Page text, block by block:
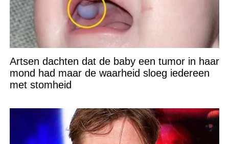
Artsen dachten dat de baby een tumor in haar
mond had maar de waarheid sloeg iedereen
met stomheid